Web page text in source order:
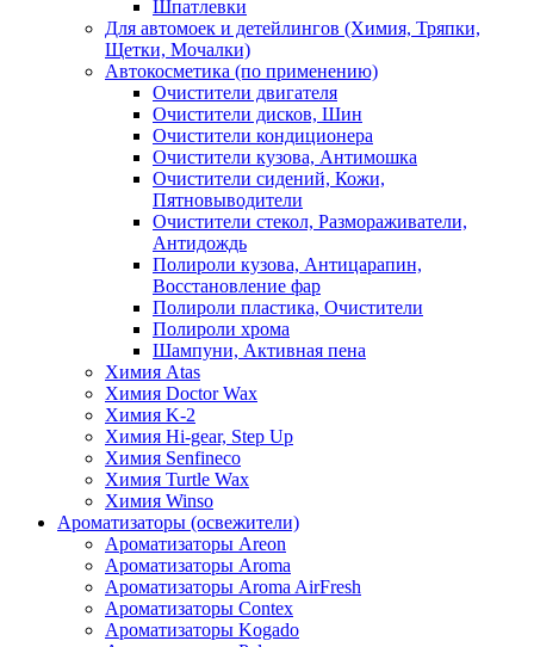
Шпатлевки
Для автомоек и детейлингов (Химия, Тряпки,
Щетки, Мочалки)
Автокосметика (по применению)
Очистители двигателя
Очистители дисков, Шин
Очистители кондиционера
Очистители кузова, Антимошка
Очистители сидений, Кожи,
Пятновыводители
Очистители стекол, Размораживатели,
Антидождь
Полироли кузова, Антицарапин,
Восстановление фар
Полироли пластика, Очистители
Полироли хрома
Шампуни, Активная пена
Химия Atas
Химия Doctor Wax
Химия K-2
Химия Hi-gear, Step Up
Химия Senfineco
Химия Turtle Wax
Химия Winso
Ароматизаторы (освежители)
Ароматизаторы Areon
Ароматизаторы Aroma
Ароматизаторы Aroma AirFresh
Ароматизаторы Contex
Ароматизаторы Kogado